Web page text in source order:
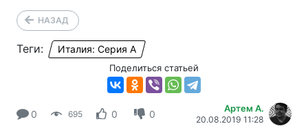
НАЗАД
Теги: Италия: Серия А
Поделиться статьей
0 695 0 0 Артем А.
20.08.2019 11:28